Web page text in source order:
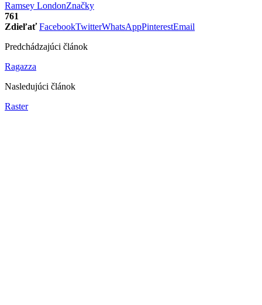
Ramsey LondonZnačky
761
Zdieľať FacebookTwitterWhatsAppPinterestEmail
Predchádzajúci článok
Ragazza
Nasledujúci článok
Raster